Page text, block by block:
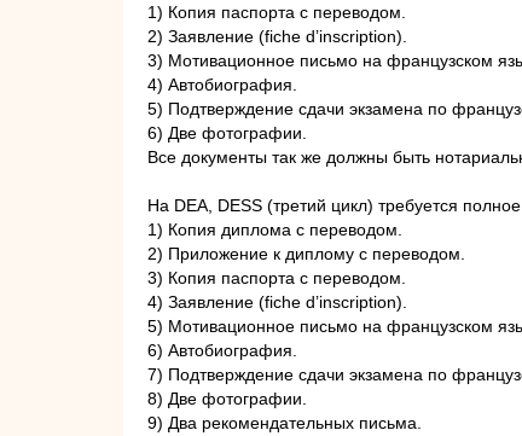
1) Копия паспорта с переводом.
2) Заявление (fiche d’inscription).
3) Мотивационное письмо на французском
4) Автобиография.
5) Подтверждение сдачи экзамена по
6) Две фотографии.
Все документы так же должны быть
На DEA, DESS (третий цикл) требуется
1) Копия диплома с переводом.
2) Приложение к диплому с переводом.
3) Копия паспорта с переводом.
4) Заявление (fiche d’inscription).
5) Мотивационное письмо на французском
6) Автобиография.
7) Подтверждение сдачи экзамена по
8) Две фотографии.
9) Два рекомендательных письма.